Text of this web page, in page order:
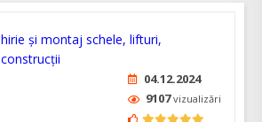
04.12.2024
9107vizualizări